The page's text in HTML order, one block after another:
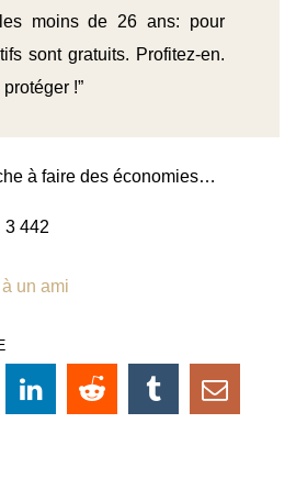
moins de 26 ans: pour
sont gratuits. Profitez-en.
!”
à faire des économies…
3 442
un ami